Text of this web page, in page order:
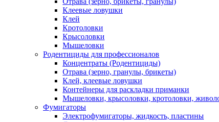
Клеевые ловушки
Клей
Кротоловки
Крысоловки
Мышеловки
Родентициды для профессионалов
Концентраты (Родентициды)
Отрава (зерно, гранулы, брикеты)
Клей, клеевые ловушки
Контейнеры для раскладки приманки
Мышеловки, крысоловки, кротоловки,
Фумигаторы
Электрофумигаторы, жидкость, пластины